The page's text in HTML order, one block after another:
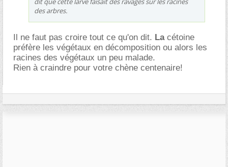
des arbres.
Il ne faut pas croire tout ce qu'on dit. Lacétoine
préfère les végétaux en décomposition ou alors les
racines des végétaux un peu malade.
Rien à craindre pour votre chène centenaire!